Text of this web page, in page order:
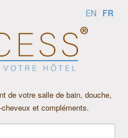
EN FR
de votre salle de bain, douche,
et compléments.